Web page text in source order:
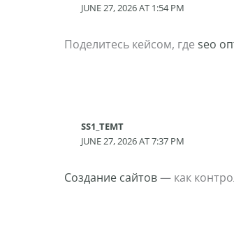
JUNE 27, 2026 AT 1:54 PM
Поделитесь кейсом, где seo
SS1_TEMT
JUNE 27, 2026 AT 7:37 PM
Создание сайтов— как